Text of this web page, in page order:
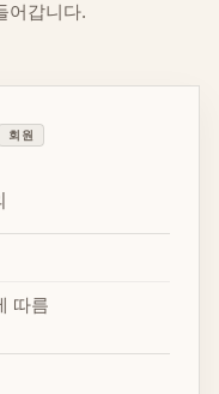
어갑니다.
회원
따름